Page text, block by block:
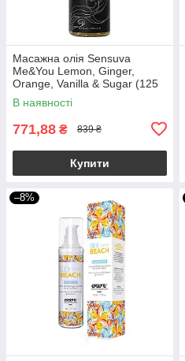
Масажна олія Sensuva
Me&You Lemon, Ginger,
Orange, Vanilla & Sugar (125
мл) із феромонами
В наявності
771,88 ₴ 839 ₴
Купити
–8%